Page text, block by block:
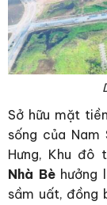
Sở hữu mặt
sống của Nam
Hưng, Khu đô
Nhà Bèhưởng
sầm uất, đồng